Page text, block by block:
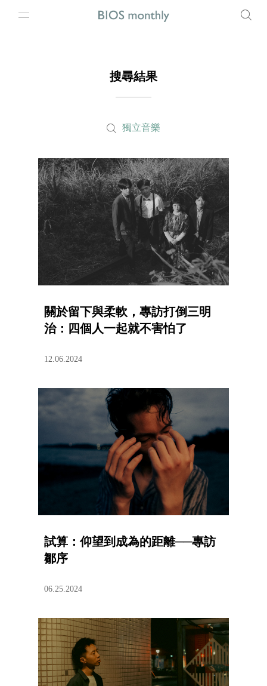
搜尋結果
獨立音樂
關於留下與柔軟，專訪打倒三明
治：四個人一起就不害怕了
12.06.2024
試算：仰望到成為的距離──專訪
鄒序
06.25.2024